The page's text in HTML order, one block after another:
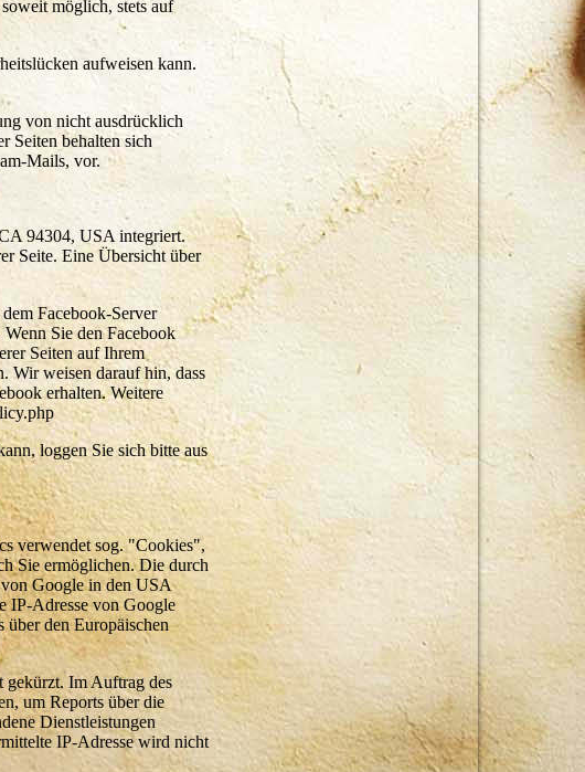
möglich, stets auf
aufweisen kann.
von nicht ausdrücklich
Seiten behalten sich
Mails, vor.
94304, USA integriert.
Seite. Eine Übersicht über
Facebook-Server
Sie den Facebook
Seiten auf Ihrem
Wir weisen darauf hin, dass
erhalten. Weitere
loggen Sie sich bitte aus
verwendet sog. "Cookies",
Sie ermöglichen. Die durch
Google in den USA
IP-Adresse von Google
über den Europäischen
gekürzt. Im Auftrag des
um Reports über die
Dienstleistungen
IP-Adresse wird nicht